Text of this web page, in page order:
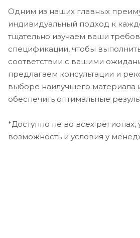
Одним из наших главных
индивидуальный подход к
тщательно изучаем ваши
спецификации, чтобы
соответствии с вашими
предлагаем консультации и
выборе наилучшего материала
обеспечить оптимальные
*Доступно не во всех регионах,
возможность и условия у